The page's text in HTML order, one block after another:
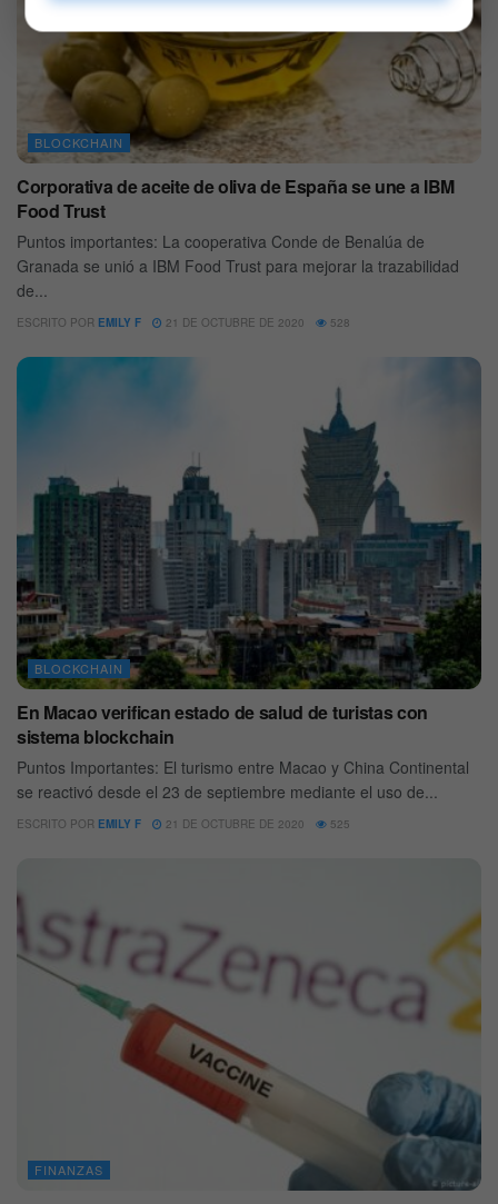
BLOCKCHAIN
Corporativa de aceite de oliva de España se une a IBM
Food Trust
Puntos importantes: La cooperativa Conde de Benalúa de
Granada se unió a IBM Food Trust para mejorar la trazabilidad
de...
ESCRITO POR EMILY F 21 DE OCTUBRE DE 2020 528
BLOCKCHAIN
En Macao verifican estado de salud de turistas con
sistema blockchain
Puntos Importantes: El turismo entre Macao y China Continental
se reactivó desde el 23 de septiembre mediante el uso de...
ESCRITO POR EMILY F 21 DE OCTUBRE DE 2020 525
FINANZAS